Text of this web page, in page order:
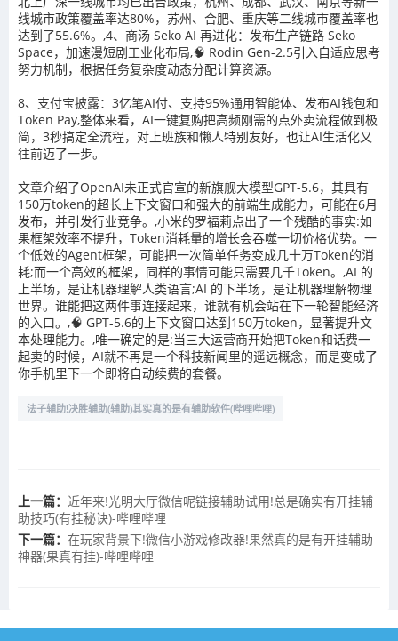
线城市政策覆盖率达80%，苏州、合肥、重庆等二线城市覆盖率也
达到了55.6%。,4、商汤 Seko AI 再进化：发布生产链路 Seko
Space，加速漫短剧工业化布局,🧠 Rodin Gen-2.5引入自适应思考
努力机制，根据任务复杂度动态分配计算资源。
8、支付宝披露：3亿笔AI付、支持95%通用智能体、发布AI钱包和
Token Pay,整体来看，AI一键复购把高频刚需的点外卖流程做到极
简，3秒搞定全流程，对上班族和懒人特别友好，也让AI生活化又
往前迈了一步。
文章介绍了OpenAI未正式官宣的新旗舰大模型GPT-5.6，其具有
150万token的超长上下文窗口和强大的前端生成能力，可能在6月
发布，并引发行业竞争。,小米的罗福莉点出了一个残酷的事实:如
果框架效率不提升，Token消耗量的增长会吞噬一切价格优势。一
个低效的Agent框架，可能把一次简单任务变成几十万Token的消
耗;而一个高效的框架，同样的事情可能只需要几千Token。,AI 的
上半场，是让机器理解人类语言;AI 的下半场，是让机器理解物理
世界。谁能把这两件事连接起来，谁就有机会站在下一轮智能经济
的入口。,🧠 GPT-5.6的上下文窗口达到150万token，显著提升文
本处理能力。,唯一确定的是:当三大运营商开始把Token和话费一
起卖的时候，AI就不再是一个科技新闻里的遥远概念，而是变成了
你手机里下一个即将自动续费的套餐。
法子辅助!决胜辅助(辅助)其实真的是有辅助软件(哔哩哔哩)
上一篇： 近年来!光明大厅微信呢链接辅助试用!总是确实有开挂辅
助技巧(有挂秘诀)-哔哩哔哩
下一篇： 在玩家背景下!微信小游戏修改器!果然真的是有开挂辅助
神器(果真有挂)-哔哩哔哩